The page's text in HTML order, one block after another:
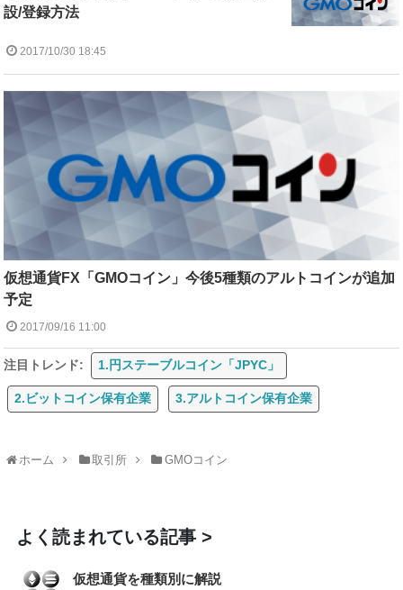
設/登録方法
2017/10/30 18:45
仮想通貨FX「GMOコイン」今後5種類のアルトコインが追加
予定
2017/09/16 11:00
注目トレンド: 1.円ステーブルコイン「JPYC」
2.ビットコイン保有企業 3.アルトコイン保有企業
ホーム 取引所 GMOコイン
よく読まれている記事
仮想通貨を種類別に解説